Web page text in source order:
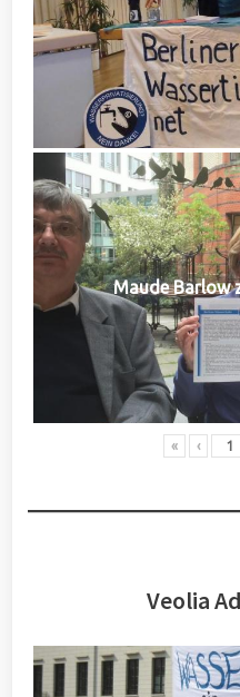
Maude Barlow
« ‹
Veolia